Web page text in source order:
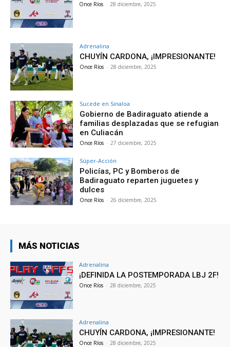
Once Ríos - 28 diciembre, 2025
Adrenalina
CHUYÍN CARDONA, ¡IMPRESIONANTE!
Once Ríos - 28 diciembre, 2025
Sucede en Sinaloa
Gobierno de Badiraguato atiende a
familias desplazadas que se refugian
en Culiacán
Once Ríos - 27 diciembre, 2025
Súper-Acción
Policías, PC y Bomberos de
Badiraguato reparten juguetes y
dulces
Once Ríos - 26 diciembre, 2025
MÁS NOTICIAS
Adrenalina
¡DEFINIDA LA POSTEMPORADA LBJ 2F!
Once Ríos - 28 diciembre, 2025
Adrenalina
CHUYÍN CARDONA, ¡IMPRESIONANTE!
Once Ríos - 28 diciembre, 2025